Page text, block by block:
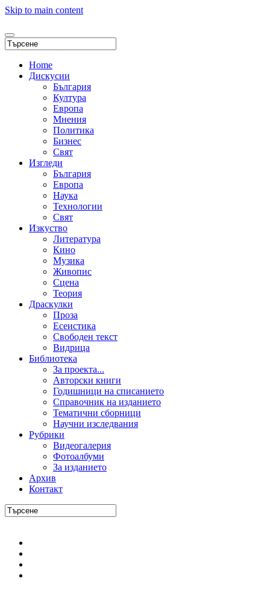
Skip to main content
Home
Дискусии
България
Култура
Европа
Мнения
Политика
Бизнес
Свят
Изгледи
България
Европа
Наука
Технологии
Свят
Изкуство
Литература
Кино
Музика
Живопис
Сцена
Теория
Драскулки
Проза
Есеистика
Свободен текст
Видрица
Библиотека
За проекта...
Авторски книги
Годишници на списанието
Справочник на изданието
Тематични сборници
Научни изследвания
Рубрики
Видеогалерия
Фотоалбуми
За изданието
Архив
Контакт